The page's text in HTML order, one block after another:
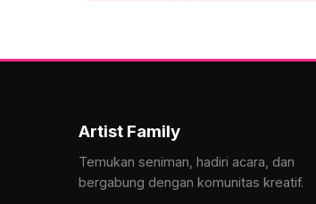
Artist Family
Temukan seniman, hadiri acara, dan
bergabung dengan komunitas kreatif.